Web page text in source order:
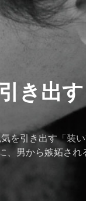
き出
を引き出す「装
、男から嫉妬され